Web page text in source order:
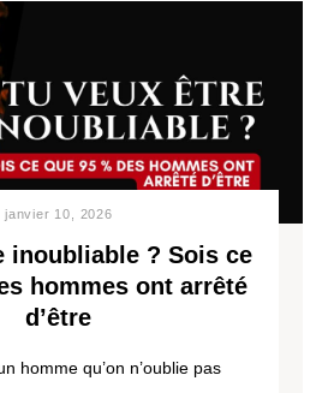
janvier 10, 2026
inoubliable ? Sois ce
hommes ont arrêté
d’être
homme qu’on n’oublie pas